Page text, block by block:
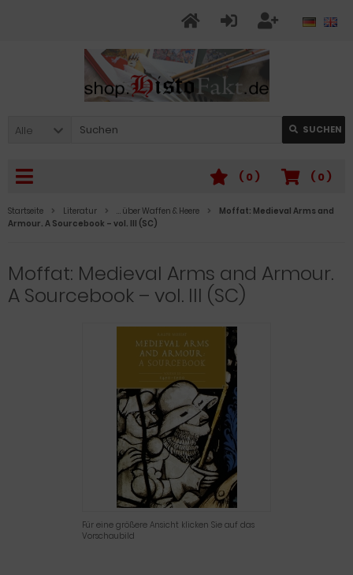
Alle SUCHEN
( 0 )
( 0 )
Startseite Literatur … über Waffen & Heere
Moffat: Medieval Arms and
Armour. A Sourcebook – vol. III (SC)
Moffat: Medieval Arms and Armour.
A Sourcebook – vol. III (SC)
Für eine größere Ansicht klicken Sie auf das
Vorschaubild